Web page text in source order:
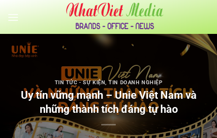
qua
TIN TỨC - SỰ KIỆN,TIN DOANH NGHIỆP
Uy tín vững mạnh – Unie Việt Nam và
những thành tích đáng tự hào